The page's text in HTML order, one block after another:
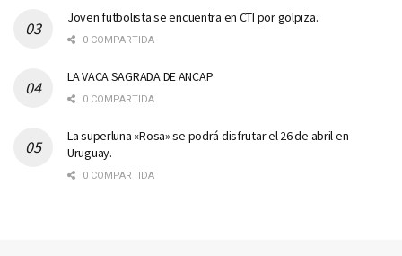
Joven futbolista se encuentra en CTI por golpiza.
0 COMPARTIDA
LA VACA SAGRADA DE ANCAP
0 COMPARTIDA
La superluna «Rosa» se podrá disfrutar el 26 de abril en
Uruguay.
0 COMPARTIDA